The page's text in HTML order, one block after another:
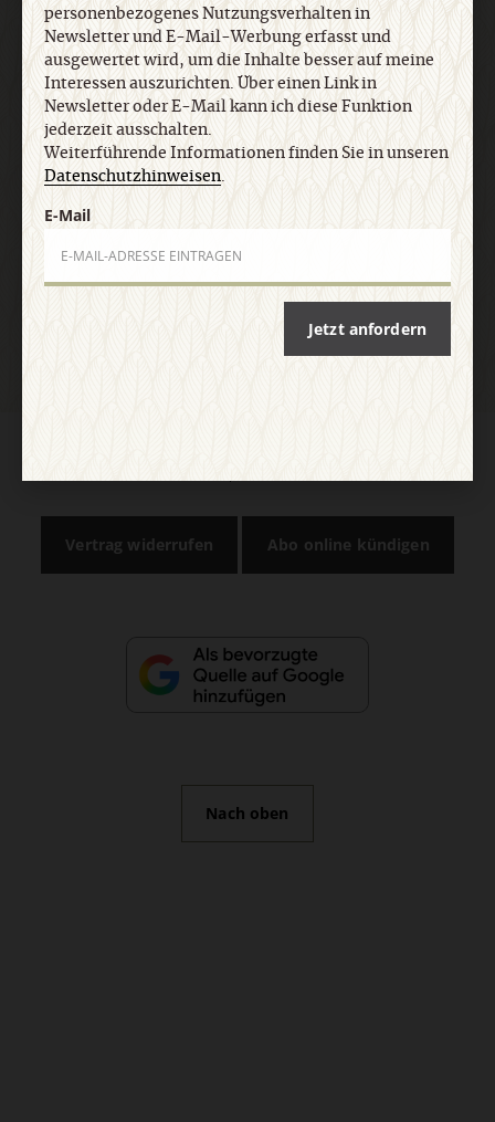
Newsletter oder E-Mail kann ich diese Funktion
jederzeit ausschalten. Weiterführende
Informationen finden Sie in unseren
Datenschutzhinweisen.
E-Mail
Jetzt anmelden
Vertrag widerrufen Abo online kündigen
Nach oben
personenbezogenes Nutzungsverhalten in
Newsletter und E-Mail-Werbung erfasst und
ausgewertet wird, um die Inhalte besser auf meine
Interessen auszurichten. Über einen Link in
Newsletter oder E-Mail kann ich diese Funktion
jederzeit ausschalten.
Weiterführende Informationen finden Sie in unseren
Datenschutzhinweisen.
E-Mail
Jetzt anfordern